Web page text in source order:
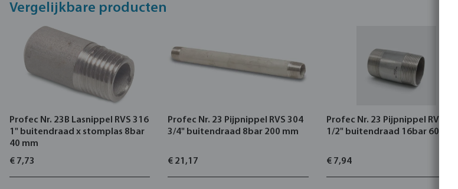
Vergelijkbare producten
Profec Nr. 23B Lasnippel RVS 316
1" buitendraad x stomplas 8bar
40 mm
€ 7,73
Profec Nr. 23 Pijpnippel RVS 304
3/4" buitendraad 8bar 200 mm
€ 21,17
Profec Nr. 23 Pijpnippel RVS 316
1/2" buitendraad 16bar 60 mm
€ 7,94